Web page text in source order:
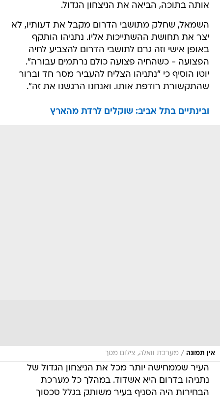
אותה בתוכה, הביאה את הניצחון הגדול.
השמאל, שחלק מתושבי הדרום מקבל את דעותיו, לא
יצר את תחושת ההשתייכות אליו. נתניהו הותקף
באופן אישי וזה גרם לתושבי הדרום להצביע לחיה
הפצועה - כשהחיה פצועה כולם נרתמים עבורה".
יוטו הוסיף כי "נתניהו הצליח להעביר מסר חד וברור
שהתקשורת רודפת אותו. ואנחנו הרגשנו את זה".
ובינתיים בתל אביב: שוקלים לרדת מהארץ
אין תמונה / מערכת וואלה, צילום מסך
העיר שממחישה יותר מכל את הניצחון הגדול של
נתניהו בדרום היא אשדוד. במהלך כל מערכת
הבחירות היה הסניף בעיר משותק בגלל סכסוך